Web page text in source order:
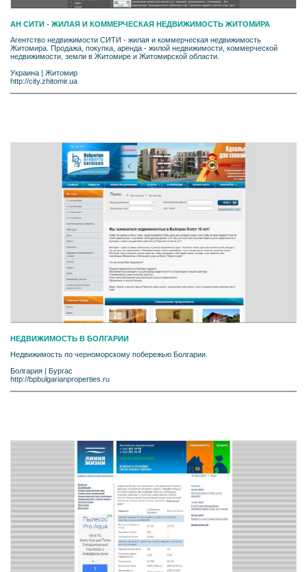
АН СИТИ - ЖИЛАЯ И КОММЕРЧЕСКАЯ НЕДВИЖИМОСТЬ ЖИТОМИРА
Агентство недвижимости СИТИ - жилая и коммерческая недвижимость
Житомира. Продажа, покупка, аренда - жилой недвижимости, коммерческой
недвижимости, земли в Житомире и Житомирской области.
Украина | Житомир
http://city.zhitomir.ua
НЕДВИЖИМОСТЬ В БОЛГАРИИ
Недвижимость по черноморскому побережью Болгарии.
Болгария
Бургас
http://bpbulgarianproperties.ru